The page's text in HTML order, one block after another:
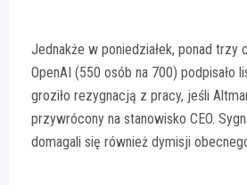
Jednakże w poniedziałek, ponad
OpenAI (550 osób na 700) podpisało
groziło rezygnacją z pracy, jeśli
przywrócony na stanowisko CEO.
domagali się również dymisji